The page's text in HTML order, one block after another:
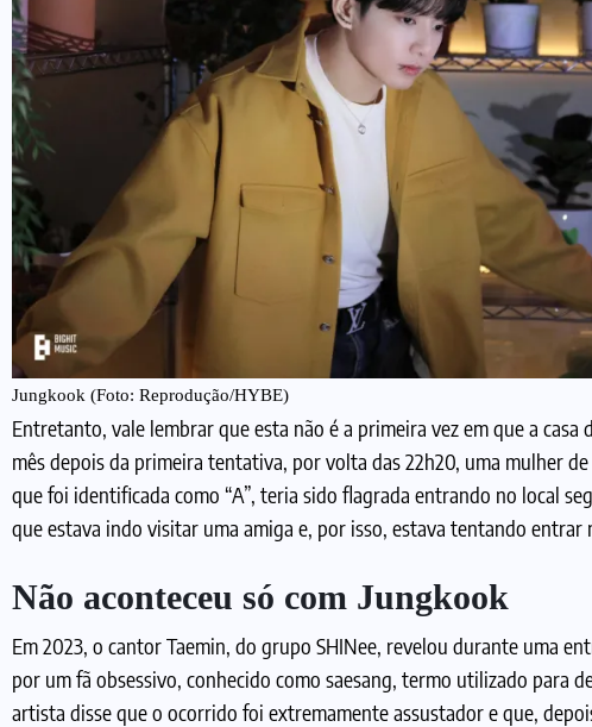
Jungkook (Foto: Reprodução/HYBE)
Entretanto, vale lembrar que esta não é a primeira vez em que a
mês depois da primeira tentativa, por volta das 22h20, uma mulher
que foi identificada como “A”, teria sido flagrada entrando no local
que estava indo visitar uma amiga e, por isso, estava tentando
Não aconteceu só com Jungkook
Em 2023, o cantor Taemin, do grupo SHINee, revelou durante uma
por um fã obsessivo, conhecido como saesang, termo utilizado para
artista disse que o ocorrido foi extremamente assustador e que,